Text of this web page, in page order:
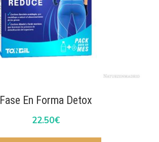
Fase En Forma Detox
22.50€